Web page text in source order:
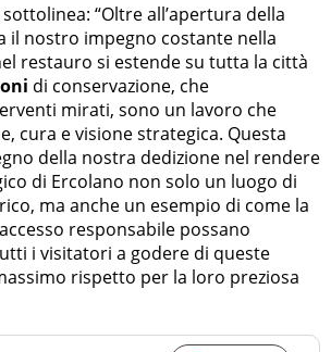
“Oltre all’apertura della
il nostro impegno costante nella
restauro si estende su tutta la città
di conservazione, che
mirati, sono un lavoro che
cura e visione strategica. Questa
della nostra dedizione nel rendere
di Ercolano non solo un luogo di
ma anche un esempio di come la
responsabile possano
i visitatori a godere di queste
rispetto per la loro preziosa